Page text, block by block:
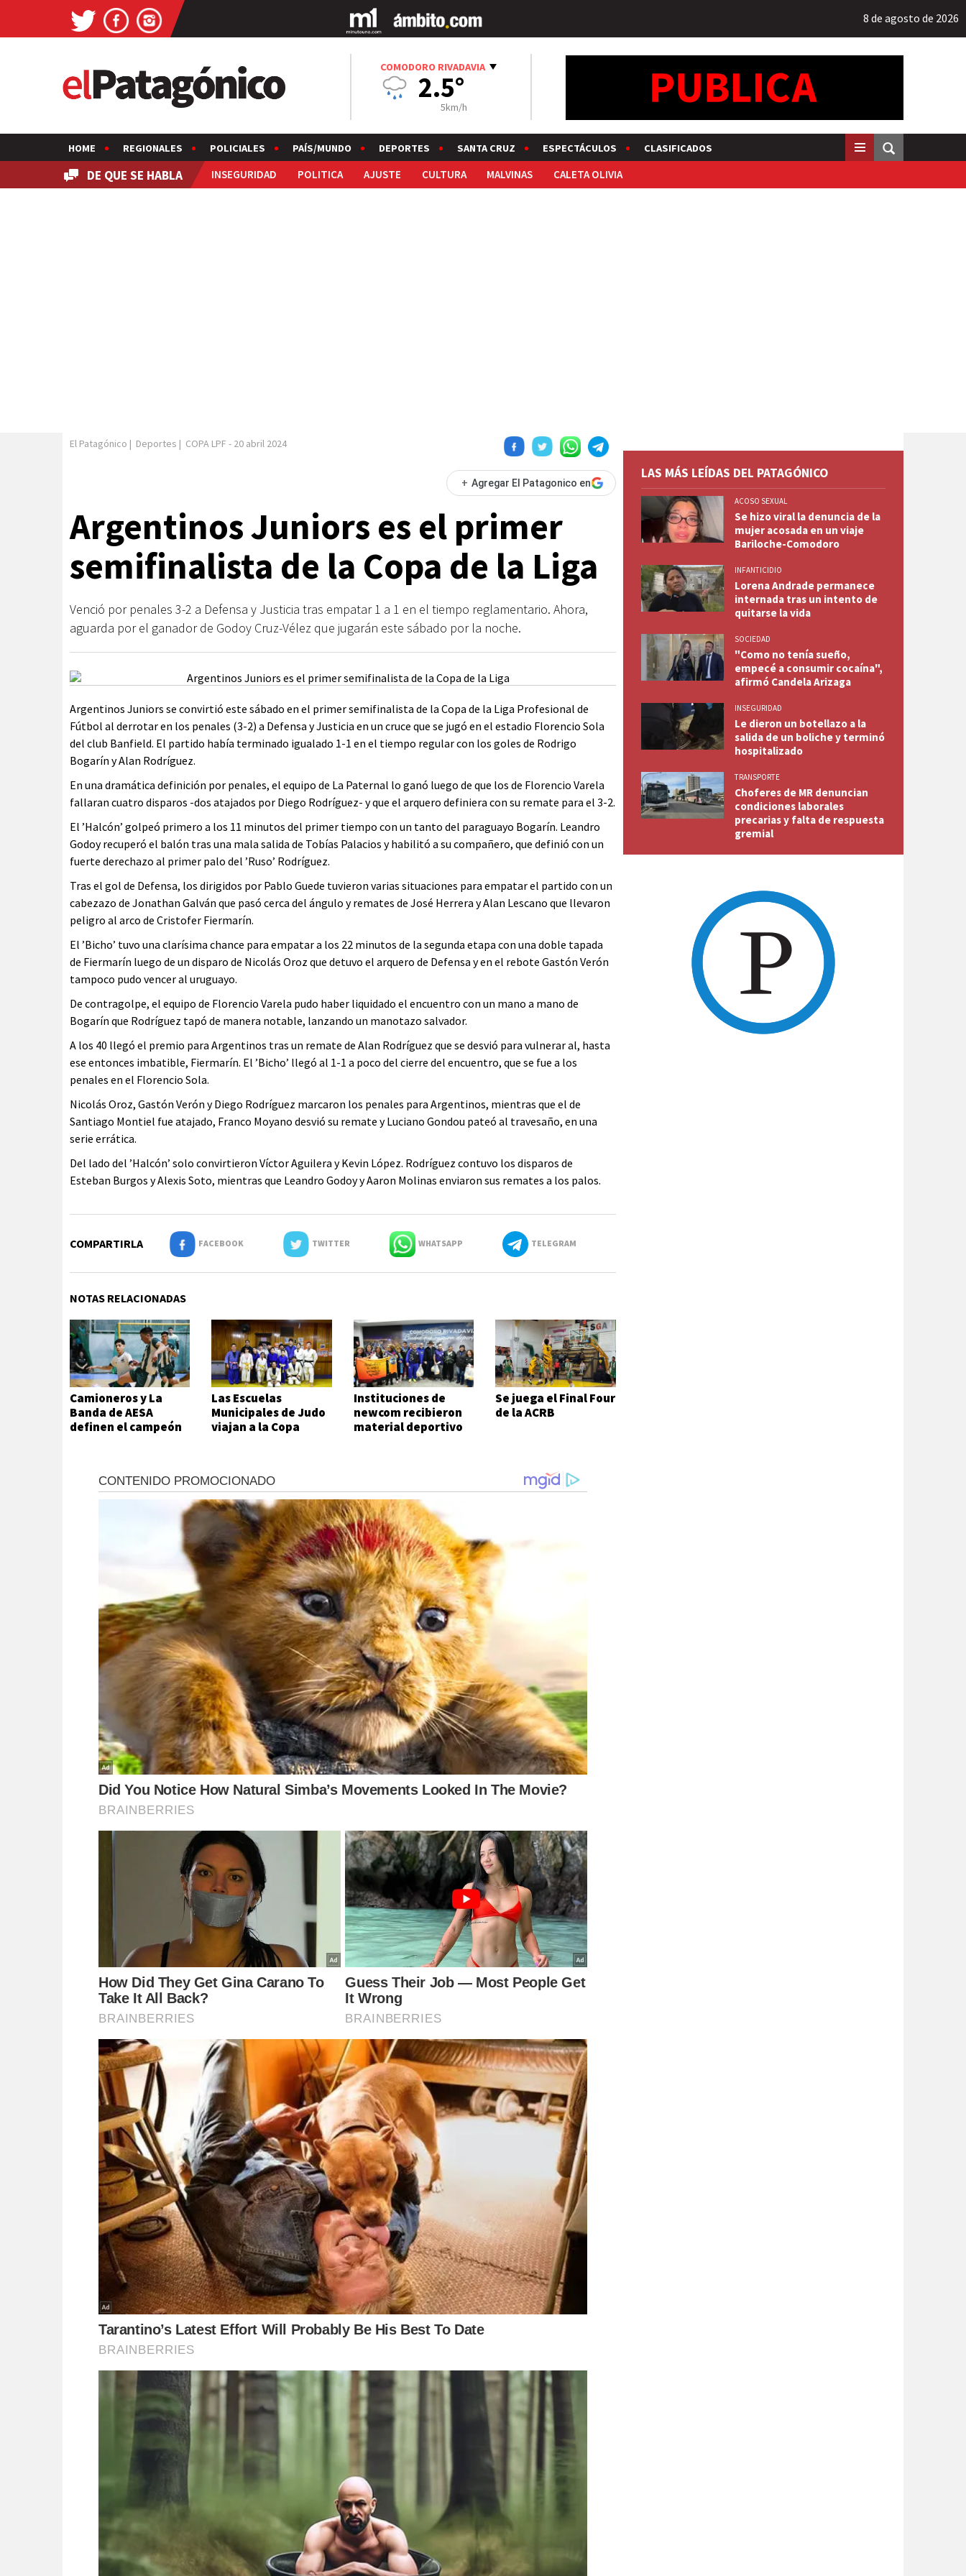
8 de agosto de 2026
COMODORO RIVADAVIA
2.5°
5km/h
HOME REGIONALES POLICIALES PAÍS/MUNDO DEPORTES SANTA CRUZ ESPECTÁCULOS CLASIFICADOS
DE QUE SE HABLA INSEGURIDAD POLITICA AJUSTE CULTURA MALVINAS CALETA OLIVIA
El Patagónico | Deportes | COPA LPF - 20 abril 2024
+ Agregar El Patagonico en
Argentinos Juniors es el primer
semifinalista de la Copa de la Liga
Venció por penales 3-2 a Defensa y Justicia tras empatar 1 a 1 en el tiempo reglamentario. Ahora,
aguarda por el ganador de Godoy Cruz-Vélez que jugarán este sábado por la noche.
Argentinos Juniors se convirtió este sábado en el primer semifinalista de la Copa de la Liga Profesional de
Fútbol al derrotar en los penales (3-2) a Defensa y Justicia en un cruce que se jugó en el estadio Florencio Sola
del club Banfield. El partido había terminado igualado 1-1 en el tiempo regular con los goles de Rodrigo
Bogarín y Alan Rodríguez.
En una dramática definición por penales, el equipo de La Paternal lo ganó luego de que los de Florencio Varela
fallaran cuatro disparos -dos atajados por Diego Rodríguez- y que el arquero definiera con su remate para el 3-2.
El ’Halcón’ golpeó primero a los 11 minutos del primer tiempo con un tanto del paraguayo Bogarín. Leandro
Godoy recuperó el balón tras una mala salida de Tobías Palacios y habilitó a su compañero, que definió con un
fuerte derechazo al primer palo del ’Ruso’ Rodríguez.
Tras el gol de Defensa, los dirigidos por Pablo Guede tuvieron varias situaciones para empatar el partido con un
cabezazo de Jonathan Galván que pasó cerca del ángulo y remates de José Herrera y Alan Lescano que llevaron
peligro al arco de Cristofer Fiermarín.
El ’Bicho’ tuvo una clarísima chance para empatar a los 22 minutos de la segunda etapa con una doble tapada
de Fiermarín luego de un disparo de Nicolás Oroz que detuvo el arquero de Defensa y en el rebote Gastón Verón
tampoco pudo vencer al uruguayo.
De contragolpe, el equipo de Florencio Varela pudo haber liquidado el encuentro con un mano a mano de
Bogarín que Rodríguez tapó de manera notable, lanzando un manotazo salvador.
A los 40 llegó el premio para Argentinos tras un remate de Alan Rodríguez que se desvió para vulnerar al, hasta
ese entonces imbatible, Fiermarín. El ’Bicho’ llegó al 1-1 a poco del cierre del encuentro, que se fue a los
penales en el Florencio Sola.
Nicolás Oroz, Gastón Verón y Diego Rodríguez marcaron los penales para Argentinos, mientras que el de
Santiago Montiel fue atajado, Franco Moyano desvió su remate y Luciano Gondou pateó al travesaño, en una
serie errática.
Del lado del ’Halcón’ solo convirtieron Víctor Aguilera y Kevin López. Rodríguez contuvo los disparos de
Esteban Burgos y Alexis Soto, mientras que Leandro Godoy y Aaron Molinas enviaron sus remates a los palos.
COMPARTIRLA FACEBOOK TWITTER WHATSAPP TELEGRAM
NOTAS RELACIONADAS
Camioneros y La
Banda de AESA
definen el campeón
Las Escuelas
Municipales de Judo
viajan a la Copa
Instituciones de
newcom recibieron
material deportivo
Se juega el Final Four
de la ACRB
LAS MÁS LEÍDAS DEL PATAGÓNICO
ACOSO SEXUAL
Se hizo viral la denuncia de la
mujer acosada en un viaje
Bariloche-Comodoro
INFANTICIDIO
Lorena Andrade permanece
internada tras un intento de
quitarse la vida
SOCIEDAD
"Como no tenía sueño,
empecé a consumir cocaína",
afirmó Candela Arizaga
INSEGURIDAD
Le dieron un botellazo a la
salida de un boliche y terminó
hospitalizado
TRANSPORTE
Choferes de MR denuncian
condiciones laborales
precarias y falta de respuesta
gremial